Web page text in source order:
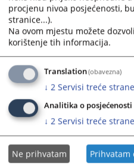
2625
procjenu nivoa posjećenosti,
stranice...).
Na ovom mjestu možete
korištenje tih informacija.
Translation(obavezna)
↓ 2 Servisi treće strane
Analitika o
↓ 2 Servisi treće strane
Ne prihvatam Prihvatam